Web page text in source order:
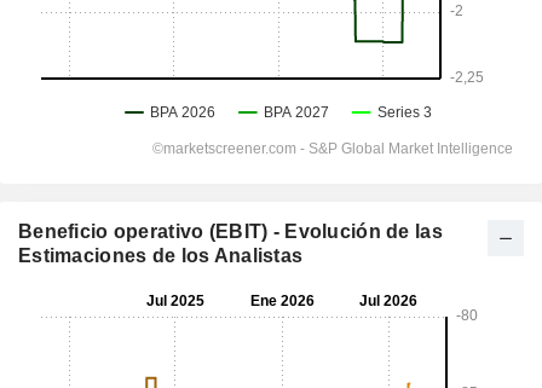
Beneficio operativo (EBIT) - Evolución de las
Estimaciones de los Analistas